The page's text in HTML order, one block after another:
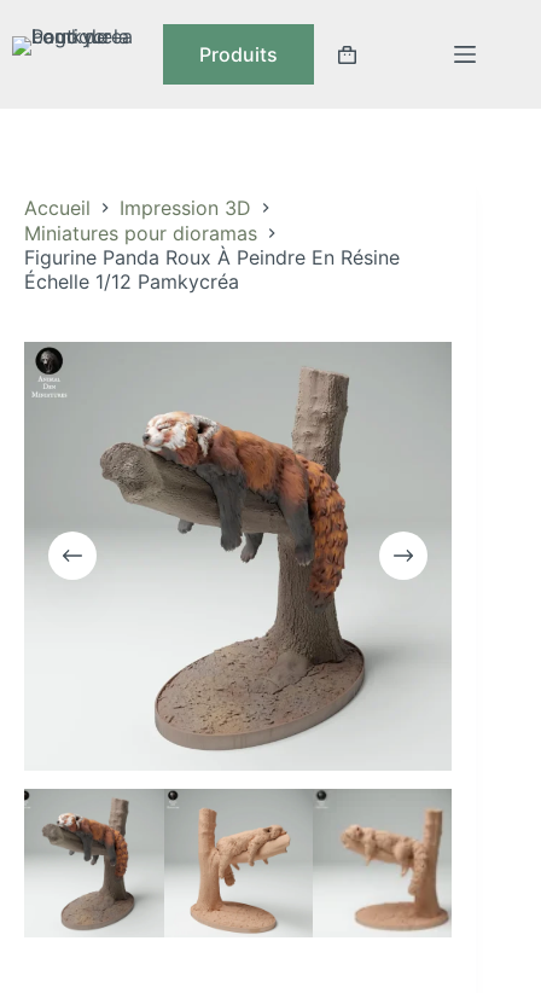
au
contenu
Produits
Panier
Accueil
Impression 3D
Miniatures pour dioramas
Figurine Panda Roux À Peindre En Résine
Échelle 1/12 Pamkycréa